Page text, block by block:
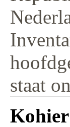
staat